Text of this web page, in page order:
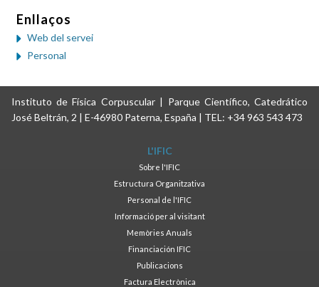
Enllaços
Web del servei
Personal
Instituto de Física Corpuscular | Parque Científico, Catedrático
José Beltrán, 2 | E-46980 Paterna, España | TEL: +34 963 543 473
L'IFIC
Sobre l'IFIC
Estructura Organitzativa
Personal de l'IFIC
Informació per al visitant
Memòries Anuals
Financiación IFIC
Publicacions
Factura Electrònica